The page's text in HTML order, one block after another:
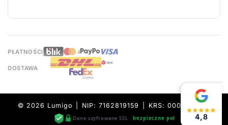
PŁATNOŚCI
DOSTAWA
© 2026 Lumigo | NIP: 7162819159 | KRS: 0000632157
Dane szyfrowane SSL · bezpieczne połączenie4,8